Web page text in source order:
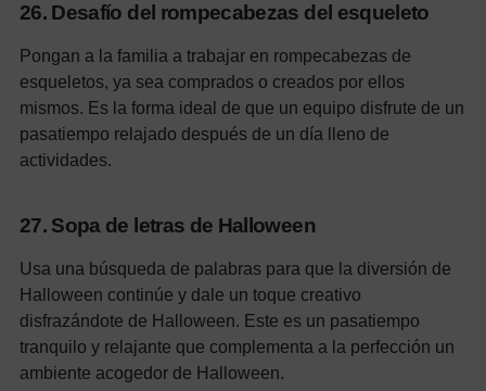
26. Desafío del rompecabezas del esqueleto
Pongan a la familia a trabajar en rompecabezas de
esqueletos, ya sea comprados o creados por ellos
mismos. Es la forma ideal de que un equipo disfrute de un
pasatiempo relajado después de un día lleno de
actividades.
27. Sopa de letras de Halloween
Usa una búsqueda de palabras para que la diversión de
Halloween continúe y dale un toque creativo
disfrazándote de Halloween. Este es un pasatiempo
tranquilo y relajante que complementa a la perfección un
ambiente acogedor de Halloween.